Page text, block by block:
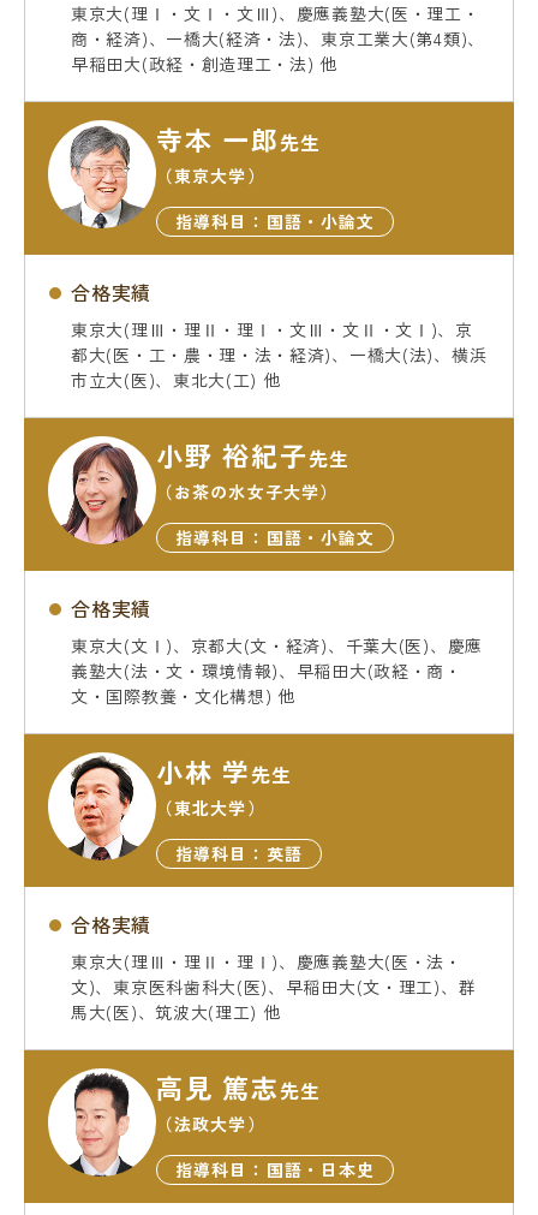
東京大(理Ⅰ・文Ⅰ・文Ⅲ)、慶應義塾大(医・理工・
商・経済)、一橋大(経済・法)、東京工業大(第4類)、
早稲田大(政経・創造理工・法) 他
寺本 一郎先生
（東京大学）
指導科目：国語・小論文
合格実績
東京大(理Ⅲ・理Ⅱ・理Ⅰ・文Ⅲ・文Ⅱ・文Ⅰ)、京
都大(医・工・農・理・法・経済)、一橋大(法)、横浜
市立大(医)、東北大(工) 他
小野 裕紀子先生
（お茶の水女子大学）
指導科目：国語・小論文
合格実績
東京大(文Ⅰ)、京都大(文・経済)、千葉大(医)、慶應
義塾大(法・文・環境情報)、早稲田大(政経・商・
文・国際教養・文化構想) 他
小林 学先生
（東北大学）
指導科目：英語
合格実績
東京大(理Ⅲ・理Ⅱ・理Ⅰ)、慶應義塾大(医・法・
文)、東京医科歯科大(医)、早稲田大(文・理工)、群
馬大(医)、筑波大(理工) 他
高見 篤志先生
（法政大学）
指導科目：国語・日本史